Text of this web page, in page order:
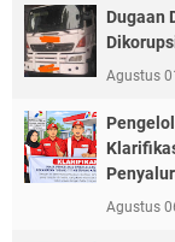
Dugaan
Agustus
Agustus